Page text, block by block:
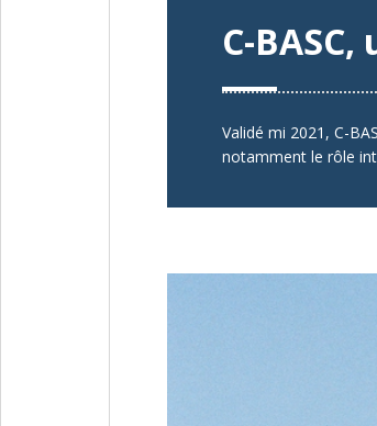
C-
Validé mi 2021, C-
notamment le rôle